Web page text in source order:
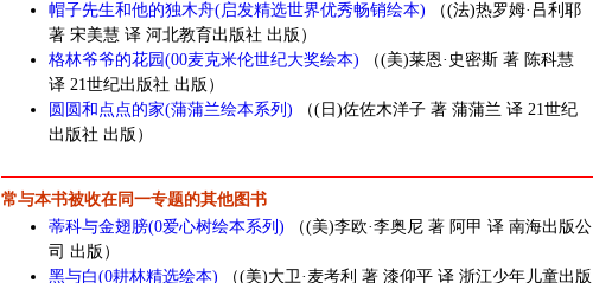
帽子先生和他的独木舟(启发精选世界优秀畅销绘本) （(法)热罗姆·吕利耶
著 宋美慧 译 河北教育出版社 出版）
格林爷爷的花园(00麦克米伦世纪大奖绘本) （(美)莱恩·史密斯 著 陈科慧
译 21世纪出版社 出版）
圆圆和点点的家(蒲蒲兰绘本系列) （(日)佐佐木洋子 著 蒲蒲兰 译 21世纪
出版社 出版）
常与本书被收在同一专题的其他图书
蒂科与金翅膀(0爱心树绘本系列) （(美)李欧·李奥尼 著 阿甲 译 南海出版公
司 出版）
黑与白(0耕林精选绘本) （(美)大卫·麦考利 著 漆仰平 译 浙江少年儿童出版